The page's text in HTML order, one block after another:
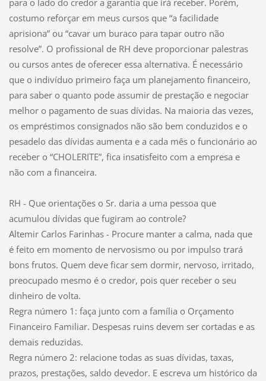
costumo reforçar em meus cursos que “a facilidade
aprisiona” ou “cavar um buraco para tapar outro não
resolve”. O profissional de RH deve proporcionar palestras
ou cursos antes de oferecer essa alternativa. É necessário
que o indivíduo primeiro faça um planejamento financeiro,
para saber o quanto pode assumir de prestação e negociar
melhor o pagamento de suas dívidas. Na maioria das vezes,
os empréstimos consignados não são bem conduzidos e o
pesadelo das dívidas aumenta e a cada mês o funcionário ao
receber o “CHOLERITE”, fica insatisfeito com a empresa e
não com a financeira.
RH - Que orientações o Sr. daria a uma pessoa que
acumulou dívidas que fugiram ao controle?
Altemir Carlos Farinhas - Procure manter a calma, nada que
é feito em momento de nervosismo ou por impulso trará
bons frutos. Quem deve ficar sem dormir, nervoso, irritado,
preocupado mesmo é o credor, pois quer receber o seu
dinheiro de volta.
Regra número 1: faça junto com a família o Orçamento
Financeiro Familiar. Despesas ruins devem ser cortadas e as
demais reduzidas.
Regra número 2: relacione todas as suas dívidas, taxas,
prazos, prestações, saldo devedor. E escreva um histórico da